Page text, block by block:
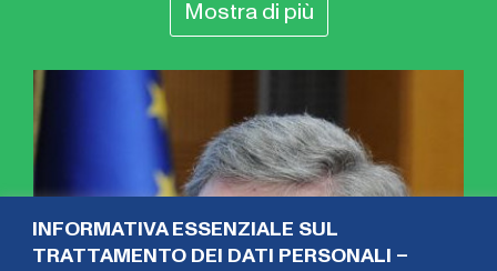
INFORMATIVA ESSENZIALE SUL
TRATTAMENTO DEI DATI PERSONALI –
Mostra di più